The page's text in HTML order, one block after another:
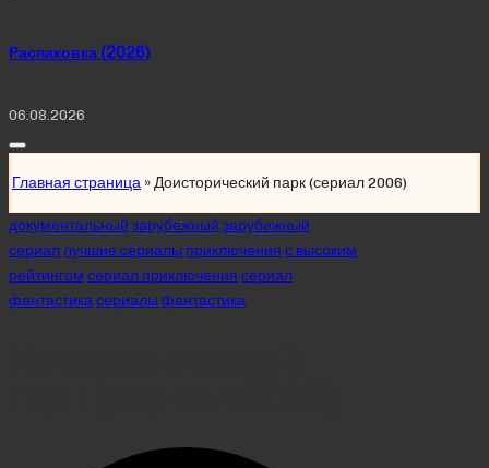
Распаковка (2026)
06.08.2026
Главная страница » Доисторический парк (сериал 2006)
Posted
in
документальный зарубежный зарубежный
сериал лучшие сериалы приключения с высоким
рейтингом сериал приключения сериал
фантастика сериалы фантастика